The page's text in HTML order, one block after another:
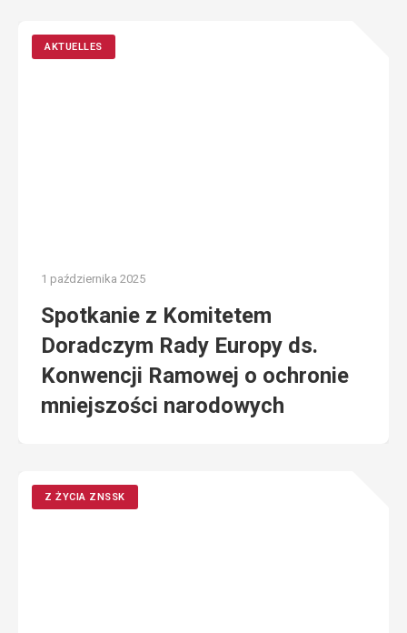
AKTUELLES
1 października 2025
Spotkanie z Komitetem
Doradczym Rady Europy ds.
Konwencji Ramowej o ochronie
mniejszości narodowych
Z ŻYCIA ZNSSK